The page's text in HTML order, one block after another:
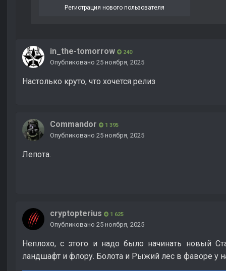
Регистрация нового пользователя
in_the-tomorrow 240
Опубликовано 25 ноября, 2025
Настолько круто, что хочется релиз
Commandor 1 395
Опубликовано 25 ноября, 2025
Лепота.
cryptopterius 1 625
Опубликовано 25 ноября, 2025
Неплохо, с этого и надо было начинать новый
ландшафт и флору. Болота и Рыжий лес в фаворе у